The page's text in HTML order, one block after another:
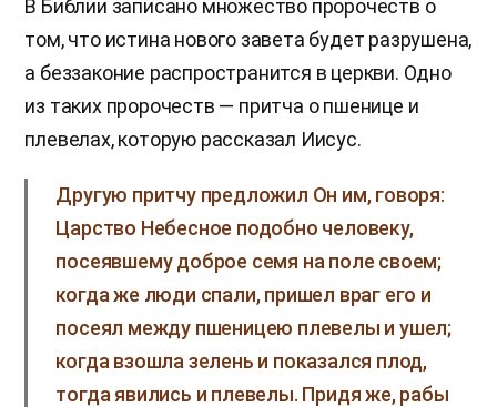
В Библии записано множество пророчеств о
том, что истина нового завета будет разрушена,
а беззаконие распространится в церкви. Одно
из таких пророчеств — притча о пшенице и
плевелах, которую рассказал Иисус.
Другую притчу предложил Он им, говоря:
Царство Небесное подобно человеку,
посеявшему доброе семя на поле своем;
когда же люди спали, пришел враг его и
посеял между пшеницею плевелы и ушел;
когда взошла зелень и показался плод,
тогда явились и плевелы. Придя же, рабы